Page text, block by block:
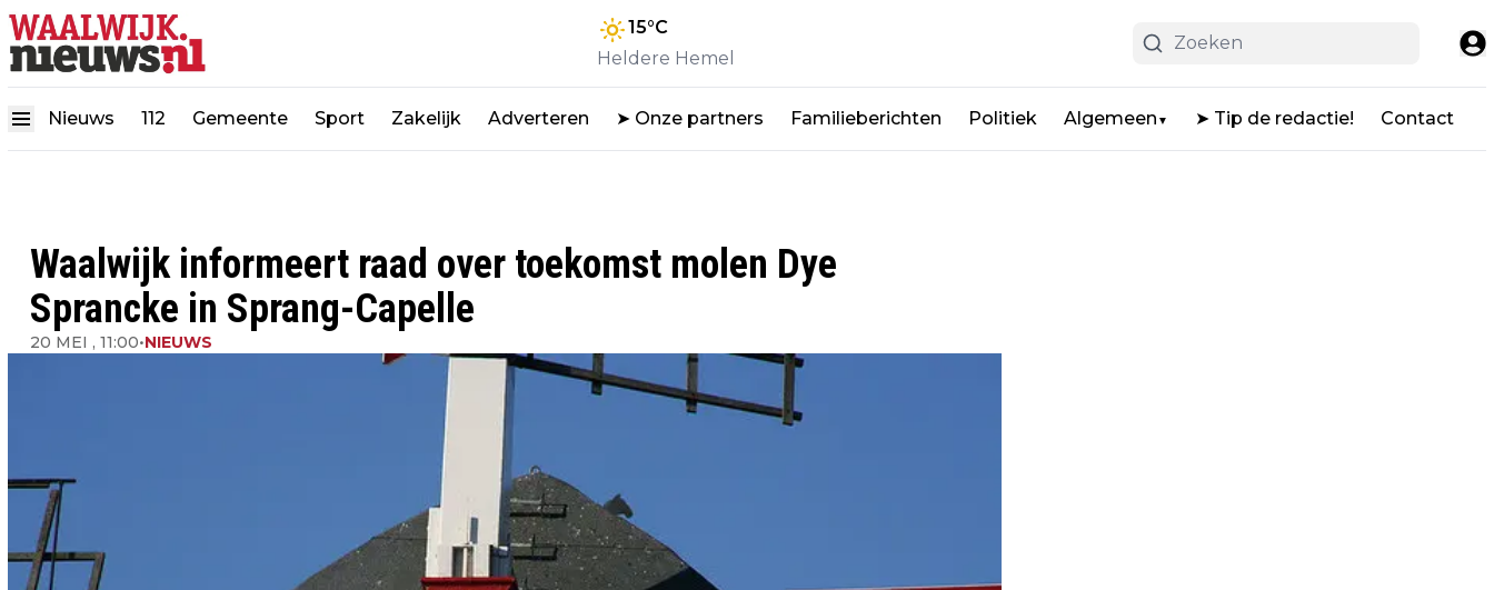
15°C
Heldere Hemel
Nieuws 112 Gemeente Sport Zakelijk Adverteren ➤ Onze partners Familieberichten Politiek Algemeen ▼ ➤ Tip de redactie! Contact
Waalwijk informeert raad over toekomst molen Dye
Sprancke in Sprang-Capelle
20 MEI , 11:00•NIEUWS